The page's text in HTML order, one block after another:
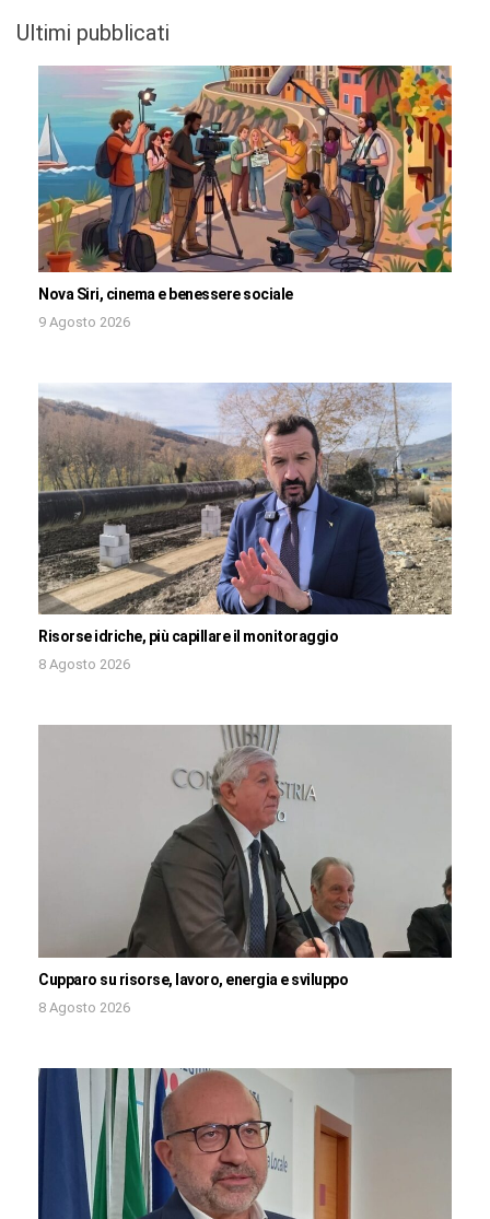
Ultimi pubblicati
Nova Siri, cinema e benessere sociale
9 Agosto 2026
Risorse idriche, più capillare il monitoraggio
8 Agosto 2026
Cupparo su risorse, lavoro, energia e sviluppo
8 Agosto 2026